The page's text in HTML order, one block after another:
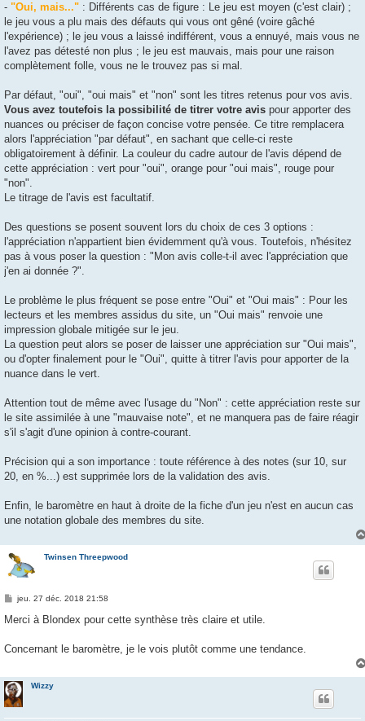
- "Oui, mais..." : Différents cas de figure : Le jeu est moyen (c'est clair) ;
le jeu vous a plu mais des défauts qui vous ont gêné (voire gâché
l'expérience) ; le jeu vous a laissé indifférent, vous a ennuyé, mais vous ne
l'avez pas détesté non plus ; le jeu est mauvais, mais pour une raison
complètement folle, vous ne le trouvez pas si mal.
Par défaut, "oui", "oui mais" et "non" sont les titres retenus pour vos avis.
Vous avez toutefois la possibilité de titrer votre avis pour apporter des
nuances ou préciser de façon concise votre pensée. Ce titre remplacera
alors l'appréciation "par défaut", en sachant que celle-ci reste
obligatoirement à définir. La couleur du cadre autour de l'avis dépend de
cette appréciation : vert pour "oui", orange pour "oui mais", rouge pour
"non".
Le titrage de l'avis est facultatif.
Des questions se posent souvent lors du choix de ces 3 options :
l'appréciation n'appartient bien évidemment qu'à vous. Toutefois, n'hésitez
pas à vous poser la question : "Mon avis colle-t-il avec l'appréciation que
j'en ai donnée ?".
Le problème le plus fréquent se pose entre "Oui" et "Oui mais" : Pour les
lecteurs et les membres assidus du site, un "Oui mais" renvoie une
impression globale mitigée sur le jeu.
La question peut alors se poser de laisser une appréciation sur "Oui mais",
ou d'opter finalement pour le "Oui", quitte à titrer l'avis pour apporter de la
nuance dans le vert.
Attention tout de même avec l'usage du "Non" : cette appréciation reste sur
le site assimilée à une "mauvaise note", et ne manquera pas de faire réagir
s'il s'agit d'une opinion à contre-courant.
Précision qui a son importance : toute référence à des notes (sur 10, sur
20, en %...) est supprimée lors de la validation des avis.
Enfin, le baromètre en haut à droite de la fiche d'un jeu n'est en aucun cas
une notation globale des membres du site.
Twinsen Threepwood
M
s
g
jeu. 27 déc. 2018 21:58
Merci à Blondex pour cette synthèse très claire et utile.
Concernant le baromètre, je le vois plutôt comme une tendance.
Wizzy